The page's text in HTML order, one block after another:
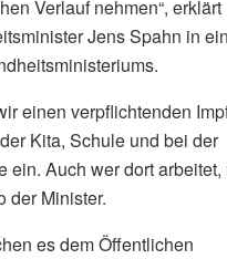
Verlauf nehmen“, erklärt
Jens Spahn in
einen verpflichtenden
Kita, Schule und bei der
ein. Auch wer dort arbeitet,
der Minister.
es dem Öffentlichen